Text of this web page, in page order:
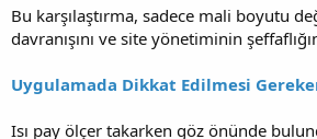
Bu karşılaştırma, sadece mali boyutu
davranışını ve site yönetiminin
Uygulamada Dikkat Edilmesi
Isı pay ölçer takarken göz önünde